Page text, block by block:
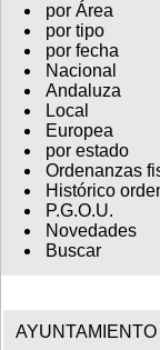
por Área
por tipo
por fecha
Nacional
Andaluza
Local
Europea
por estado
Ordenanzas
Histórico
P.G.O.U.
Novedades
Buscar
AYUNTAMIENTO